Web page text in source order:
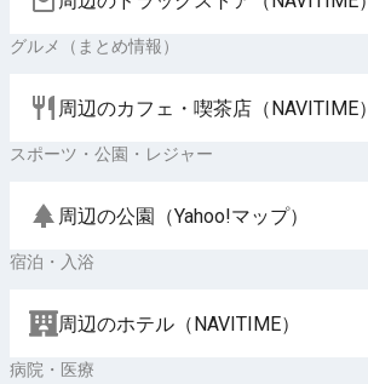
グルメ（まとめ情報）
周辺のカフェ・喫茶店（NAVITIME）
スポーツ・公園・レジャー
周辺の公園（Yahoo!マップ）
宿泊・入浴
周辺のホテル（NAVITIME）
病院・医療